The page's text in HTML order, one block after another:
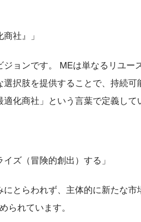
社』」
ョンです。 MEは単なるリユー
択肢を提供することで、持続可
化商社」という言葉で定義して
ズ（冒険的創出）する」
とらわれず、主体的に新たな
られています。